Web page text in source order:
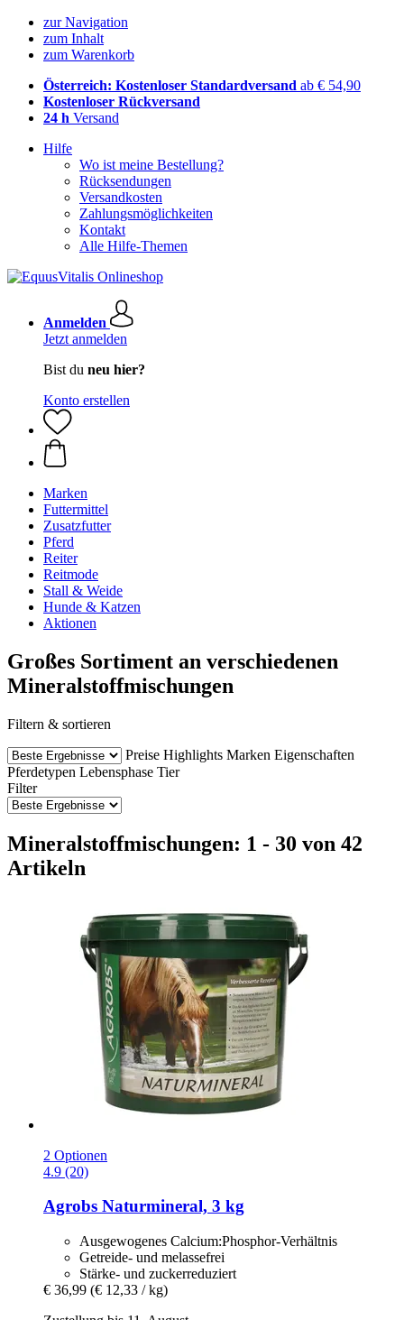
zur Navigation
zum Inhalt
zum Warenkorb
Österreich: Kostenloser Standardversand ab € 54,90
Kostenloser Rückversand
24 h Versand
Hilfe
Wo ist meine Bestellung?
Rücksendungen
Versandkosten
Zahlungsmöglichkeiten
Kontakt
Alle Hilfe-Themen
Anmelden
Jetzt anmelden
Bist du neu hier?
Konto erstellen
Marken
Futtermittel
Zusatzfutter
Pferd
Reiter
Reitmode
Stall & Weide
Hunde & Katzen
Aktionen
Großes Sortiment an verschiedenen
Mineralstoffmischungen
Filtern & sortieren
Preise Highlights Marken Eigenschaften
Pferdetypen Lebensphase Tier
Filter
Mineralstoffmischungen: 1 - 30 von 42
Artikeln
2 Optionen
4.9 (20)
Agrobs Naturmineral, 3 kg
Ausgewogenes Calcium:Phosphor-Verhältnis
Getreide- und melassefrei
Stärke- und zuckerreduziert
€ 36,99 (€ 12,33 / kg)